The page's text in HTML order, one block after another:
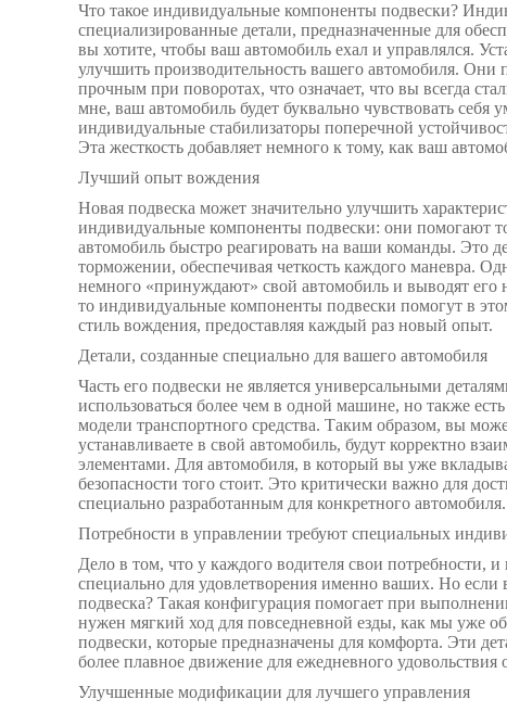
Что такое индивидуальные компоненты подвески?
специализированные детали, предназначенные для
вы хотите, чтобы ваш автомобиль ехал и управлялся.
улучшить производительность вашего автомобиля.
прочным при поворотах, что означает, что вы всегда
мне, ваш автомобиль будет буквально чувствовать себя
индивидуальные стабилизаторы поперечной
Эта жесткость добавляет немного к тому, как ваш
Лучший опыт вождения
Новая подвеска может значительно улучшить
индивидуальные компоненты подвески: они помогают
автомобиль быстро реагировать на ваши команды. Это
торможении, обеспечивая четкость каждого маневра.
немного «принуждают» свой автомобиль и выводят
то индивидуальные компоненты подвески помогут в
стиль вождения, предоставляя каждый раз новый опыт.
Детали, созданные специально для вашего автомобиля
Часть его подвески не является универсальными
использоваться более чем в одной машине, но также
модели транспортного средства. Таким образом, вы
устанавливаете в свой автомобиль, будут корректно
элементами. Для автомобиля, в который вы уже
безопасности того стоит. Это критически важно для
специально разработанным для конкретного автомобиля.
Потребности в управлении требуют специальных
Дело в том, что у каждого водителя свои потребности,
специально для удовлетворения именно ваших. Но если
подвеска? Такая конфигурация помогает при
нужен мягкий ход для повседневной езды, как мы уже
подвески, которые предназначены для комфорта. Эти
более плавное движение для ежедневного удовольствия
Улучшенные модификации для лучшего управления